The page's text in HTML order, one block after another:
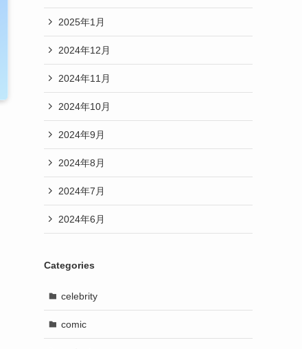
2025年1月
2024年12月
2024年11月
2024年10月
2024年9月
2024年8月
2024年7月
2024年6月
Categories
celebrity
comic